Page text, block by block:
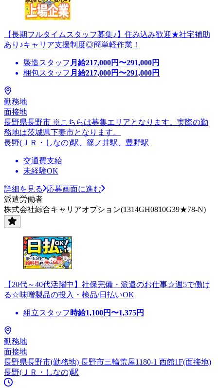
【長期フルタイムスタッフ募集♪】住み込み歓迎★社宅補助
あり♪キャリア支援制度◎簡単軽作業！
製造スタッフ 月給217,000円〜291,000円
梱包スタッフ 月給217,000円〜291,000円
勤務地
面接地
長野県長野市 ※こちらは募集エリアとなります。実際の勤
務地は茨城県下妻市となります。
長野(ＪＲ・しなの)駅、篠ノ井駅、豊野駅
交通費支給
未経験OK
詳細を見る
応募画面に進む
派遣労働者
株式会社綜合キャリアオプション(1314GH0810G39★78-N)
【20代～40代活躍中】社保完備・派遣のお仕事☆週5で働け
る☆味噌製品の投入・検品/日払いOK
組立スタッフ 時給1,100円〜1,375円
勤務地
面接地
長野県長野市(勤務地) 長野市三輪荒屋1180-1 西館1F(面接地)
長野(ＪＲ・しなの)駅